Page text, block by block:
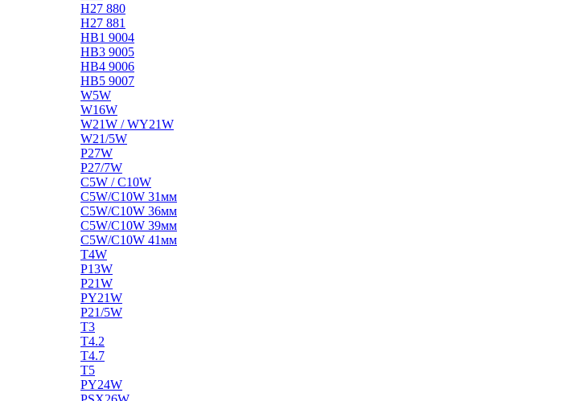
H27 880
H27 881
HB1 9004
HB3 9005
HB4 9006
HB5 9007
W5W
W16W
W21W / WY21W
W21/5W
P27W
P27/7W
C5W / C10W
C5W/C10W 31мм
C5W/C10W 36мм
C5W/C10W 39мм
C5W/C10W 41мм
T4W
P13W
P21W
PY21W
P21/5W
T3
T4.2
T4.7
T5
PY24W